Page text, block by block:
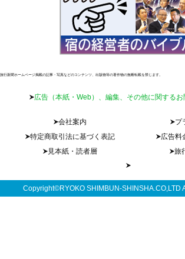
旅行新聞ホームページ掲載の記事・写真などのコンテンツ、出版物等の著作物の無断転載を禁じます。
広告（本紙・Web）、編集、その他に関する
会社案内
プ
特定商取引法に基づく表記
広告料
見本紙・読者層
旅
Copyright©RYOKO SHIMBUN-SHINSHA.CO,LTD